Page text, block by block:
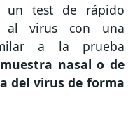
un test de rápido
al virus con una
a la prueba
nasal o de
del virus de forma